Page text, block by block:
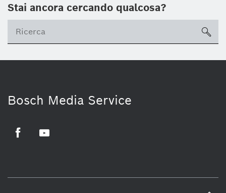
Stai ancora cercando qualcosa?
Bosch Media Service